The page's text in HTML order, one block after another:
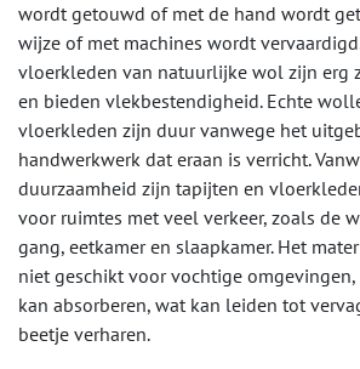
wordt getouwd of met de hand wordt
wijze of met machines wordt
vloerkleden van natuurlijke wol zijn erg
en bieden vlekbestendigheid. Echte
vloerkleden zijn duur vanwege het
handwerkwerk dat eraan is verricht.
duurzaamheid zijn tapijten en
voor ruimtes met veel verkeer, zoals de
gang, eetkamer en slaapkamer. Het
niet geschikt voor vochtige
kan absorberen, wat kan leiden tot
beetje verharen.